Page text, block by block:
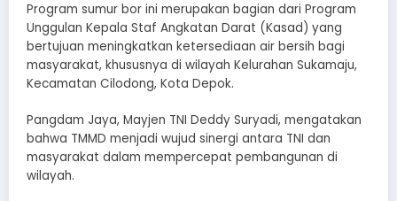
Program sumur bor ini merupakan bagian dari Program
Unggulan Kepala Staf Angkatan Darat (Kasad) yang
bertujuan meningkatkan ketersediaan air bersih bagi
masyarakat, khususnya di wilayah Kelurahan Sukamaju,
Kecamatan Cilodong, Kota Depok.
Pangdam Jaya, Mayjen TNI Deddy Suryadi, mengatakan
bahwa TMMD menjadi wujud sinergi antara TNI dan
masyarakat dalam mempercepat pembangunan di
wilayah.